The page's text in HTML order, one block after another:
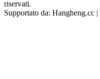
riservati.
Supportato da: Hangheng.cc |